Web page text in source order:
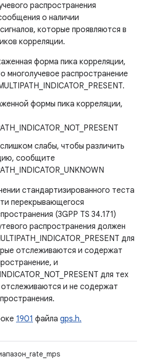
распространения
о наличии
которые проявляются в
корреляции.
форма пика корреляции,
многолучевое распространение
формы пика корреляции,
слабы, чтобы различить
сообщите
стандартизированного теста
перекрывающегося
(3GPP TS 34.171)
распространения должен
для
отслеживаются и содержат
и
для тех
и не содержат
1901 файла gps.h.